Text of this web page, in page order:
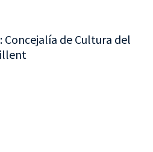
Concejalía de Cultura del